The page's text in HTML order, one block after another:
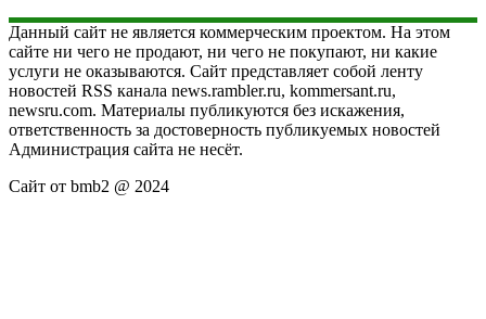
Данный сайт не является коммерческим проектом. На этом
сайте ни чего не продают, ни чего не покупают, ни какие
услуги не оказываются. Сайт представляет собой ленту
новостей RSS канала news.rambler.ru, kommersant.ru,
newsru.com. Материалы публикуются без искажения,
ответственность за достоверность публикуемых новостей
Администрация сайта не несёт.
Сайт от bmb2 @ 2024